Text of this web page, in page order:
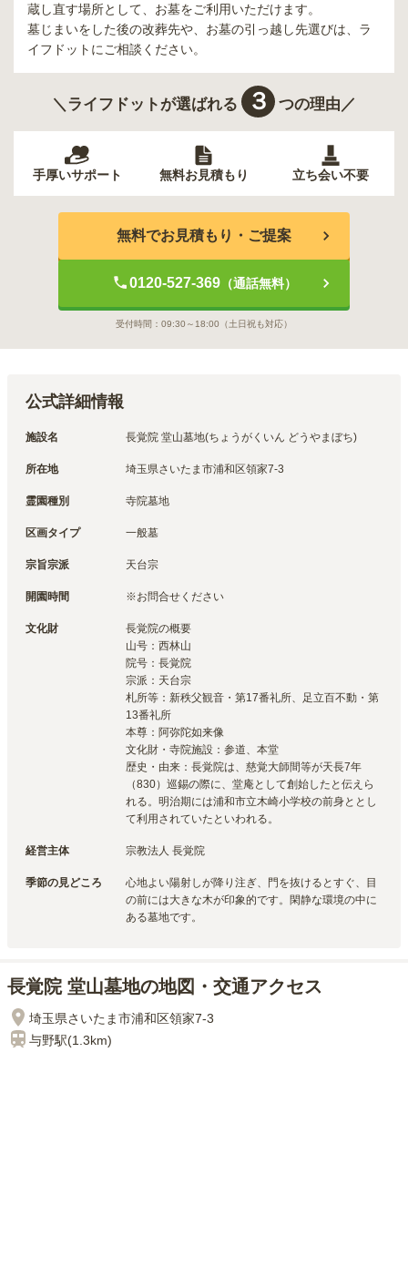
蔵し直す場所として、お墓をご利用いただけます。
墓じまいをした後の改葬先や、お墓の引っ越し先選びは、ラ
イフドットにご相談ください。
＼ライフドットが選ばれる ３ つの理由／
手厚いサポート 無料お見積もり 立ち会い不要
無料でお見積もり・ご提案
0120-527-369（通話無料）
受付時間： 09:30～18:00 （土日祝も対応）
公式詳細情報
施設名 長覚院 堂山墓地(ちょうがくいん どうやまぼち)
所在地 埼玉県さいたま市浦和区領家7-3
霊園種別 寺院墓地
区画タイプ 一般墓
宗旨宗派 天台宗
開園時間 ※お問合せください
文化財
長覚院の概要
山号：西林山
院号：長覚院
宗派：天台宗
札所等：新秩父観音・第17番礼所、足立百不動・第
13番礼所
本尊：阿弥陀如来像
文化財・寺院施設：参道、本堂
歴史・由来：長覚院は、慈覚大師間等が天長7年
（830）巡錫の際に、堂庵として創始したと伝えら
れる。明治期には浦和市立木崎小学校の前身ととし
て利用されていたといわれる。
経営主体 宗教法人 長覚院
季節の見どころ
心地よい陽射しが降り注ぎ、門を抜けるとすぐ、目
の前には大きな木が印象的です。閑静な環境の中に
ある墓地です。
長覚院 堂山墓地の地図・交通アクセス
埼玉県さいたま市浦和区領家7-3
与野駅(1.3km)